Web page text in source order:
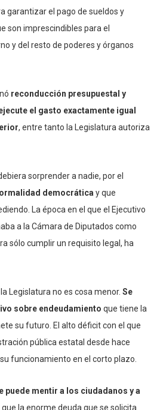
garantizar el pago de sueldos y
son imprescindibles para el
y del resto de poderes y órganos
reconducción presupuestal y
el gasto exactamente igual
, entre tanto la Legislatura autoriza
sorprender a nadie, por el
democrática y que
La época en el que el Ejecutivo
a la Cámara de Diputados como
sólo cumplir un requisito legal, ha
Legislatura no es cosa menor. Se
sobre endeudamiento que tiene la
su futuro. El alto déficit con el que
pública estatal desde hace
funcionamiento en el corto plazo.
puede mentir a los ciudadanos y a
la enorme deuda que se solicita